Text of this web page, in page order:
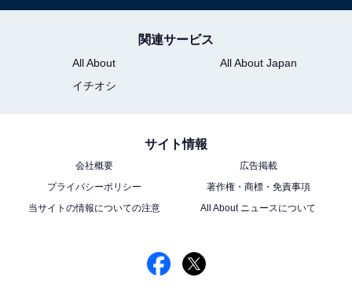
「MISIA」、1位は？
関連サービス
All About
All About Japan
イチオシ
サイト情報
会社概要
広告掲載
プライバシーポリシー
著作権・商標・免責事項
当サイトの情報についての注意
All About ニュースについて